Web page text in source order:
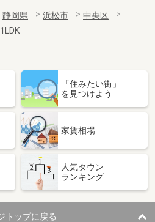
静岡県 浜松市
中央区
「住みたい街」
を見つけよう
家賃相場
人気タウン
ランキング
トップに戻る